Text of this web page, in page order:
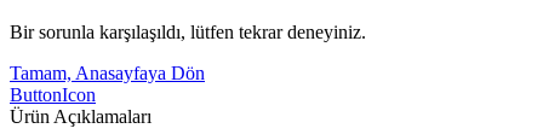
Bir sorunla karşılaşıldı, lütfen tekrar deneyiniz.
Tamam, Anasayfaya Dön
ButtonIcon
Ürün Açıklamaları